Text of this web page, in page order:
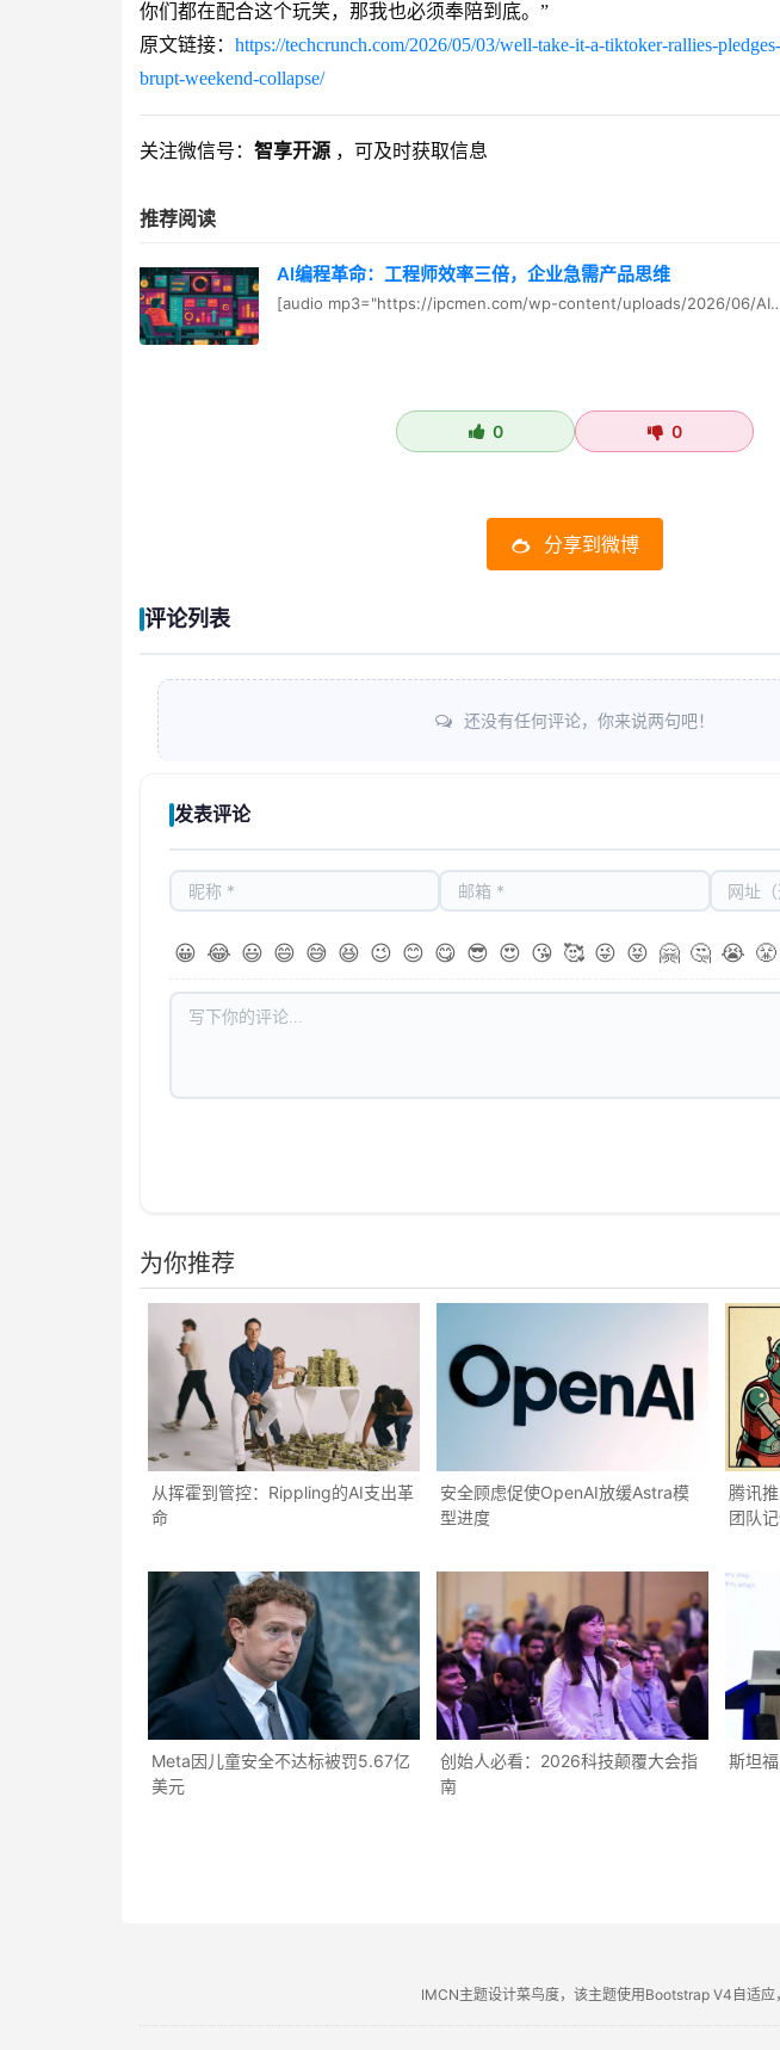
你们都在配合这个玩笑，那我也必须奉陪到底。”
原文链接： https://techcrunch.com/2026/05/03/well-take-it-a-tiktoker-rallies-
brupt-weekend-collapse/
关注微信号： 智享开源 ，可及时获取信息
推荐阅读
AI编程革命：工程师效率三倍，企业急需产品思维
[audio mp3="https://ipcmen.com/wp-content/uploads/2026/06/
0 0
分享到微博
评论列表
还没有任何评论，你来说两句吧！
发表评论
😀 😂 😃 😄 😅 😆 😉 😊 😋 😎 😍 😘 🥰 😜 😝 🤗 🤔 😭 😤
为你推荐
从挥霍到管控：Rippling的AI支出革
命
安全顾虑促使OpenAI放缓Astra模
型进度
腾讯
团队
Meta因儿童安全不达标被罚5.67亿
美元
创始人必看：2026科技颠覆大会指
南
斯坦
IMCN主题设计菜鸟度，该主题使用Bootstrap V4自适应